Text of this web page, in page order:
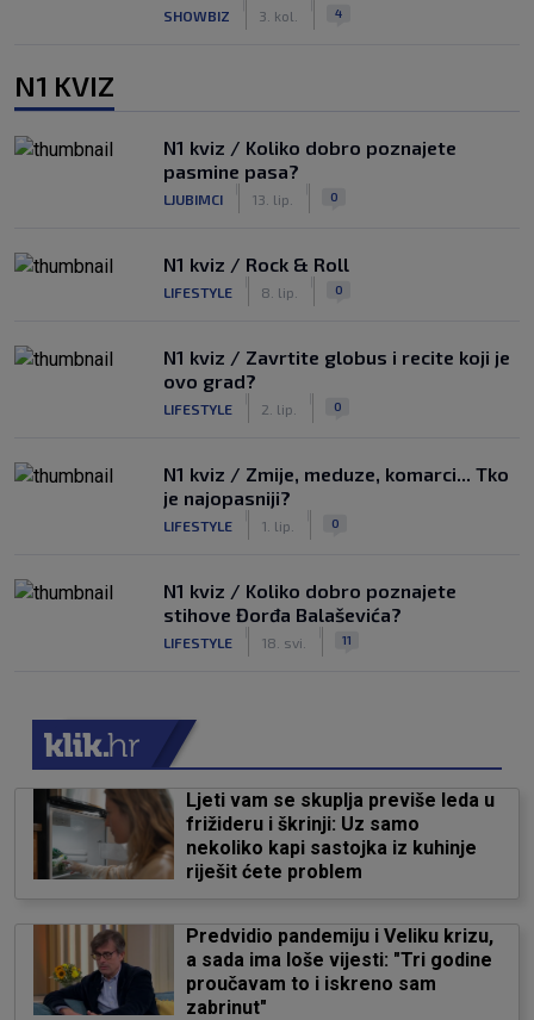
SHOWBIZ 3. kol. 4
N1 KVIZ
N1 kviz / Koliko dobro poznajete
pasmine pasa?
LJUBIMCI 13. lip. 0
N1 kviz / Rock & Roll
LIFESTYLE 8. lip. 0
N1 kviz / Zavrtite globus i recite koji je
ovo grad?
LIFESTYLE 2. lip. 0
N1 kviz / Zmije, meduze, komarci... Tko
je najopasniji?
LIFESTYLE 1. lip. 0
N1 kviz / Koliko dobro poznajete
stihove Đorđa Balaševića?
LIFESTYLE 18. svi. 11
Ljeti vam se skuplja previše leda u
frižideru i škrinji: Uz samo
nekoliko kapi sastojka iz kuhinje
riješit ćete problem
Predvidio pandemiju i Veliku krizu,
a sada ima loše vijesti: "Tri godine
proučavam to i iskreno sam
zabrinut"